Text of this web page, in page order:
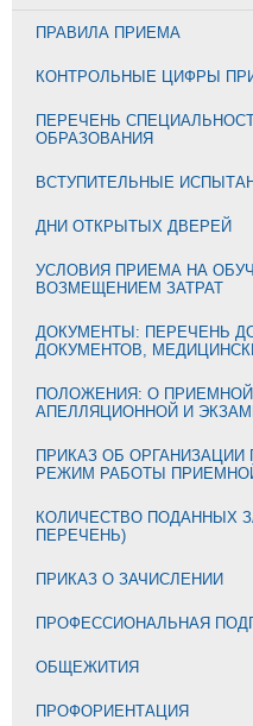
ПРАВИЛА ПРИЕМА
КОНТРОЛЬНЫЕ ЦИФРЫ
ПЕРЕЧЕНЬ
ОБРАЗОВАНИЯ
ВСТУПИТЕЛЬНЫЕ
ДНИ ОТКРЫТЫХ ДВЕРЕЙ
УСЛОВИЯ ПРИЕМА НА
ВОЗМЕЩЕНИЕМ ЗАТРАТ
ДОКУМЕНТЫ: ПЕРЕЧЕНЬ
ДОКУМЕНТОВ,
ПОЛОЖЕНИЯ: О
АПЕЛЛЯЦИОННОЙ И
ПРИКАЗ ОБ
РЕЖИМ РАБОТЫ
КОЛИЧЕСТВО ПОДАННЫХ
ПЕРЕЧЕНЬ)
ПРИКАЗ О ЗАЧИСЛЕНИИ
ПРОФЕССИОНАЛЬНАЯ
ОБЩЕЖИТИЯ
ПРОФОРИЕНТАЦИЯ